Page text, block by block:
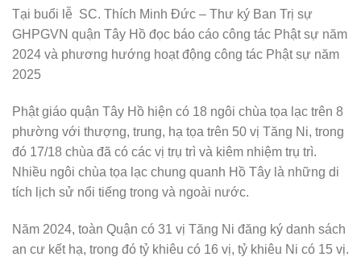
Tại buổi lễ SC. Thích Minh Đức – Thư ký Ban Trị sự
GHPGVN quận Tây Hồ đọc báo cáo công tác Phật sự năm
2024 và phương hướng hoạt động công tác Phật sự năm
2025
Phật giáo quận Tây Hồ hiện có 18 ngôi chùa tọa lạc trên 8
phường với thượng, trung, hạ tọa trên 50 vị Tăng Ni, trong
đó 17/18 chùa đã có các vị trụ trì và kiêm nhiệm trụ trì.
Nhiều ngôi chùa tọa lạc chung quanh Hồ Tây là những di
tích lịch sử nổi tiếng trong và ngoài nước.
Năm 2024, toàn Quận có 31 vị Tăng Ni đăng ký danh sách
an cư kết hạ, trong đó tỷ khiêu có 16 vị, tỷ khiêu Ni có 15 vị.